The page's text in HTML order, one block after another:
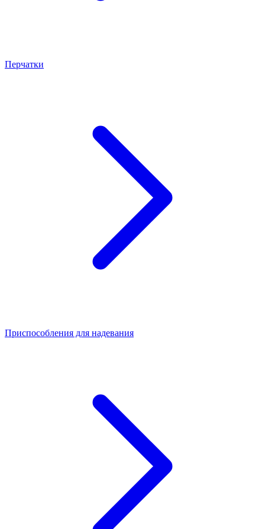
Перчатки
Приспособления для надевания